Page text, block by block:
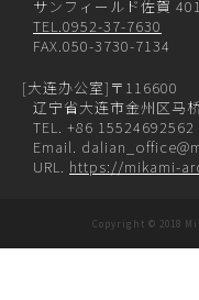
サンフィールド佐賀
TEL.0952-37-7630
FAX.050-3730-7134
[大连办公室] 〒116600
辽宁省大连市金州区马
TEL. +86 15524692562
Email.
URL. https://mikami-
Copyright © 2018